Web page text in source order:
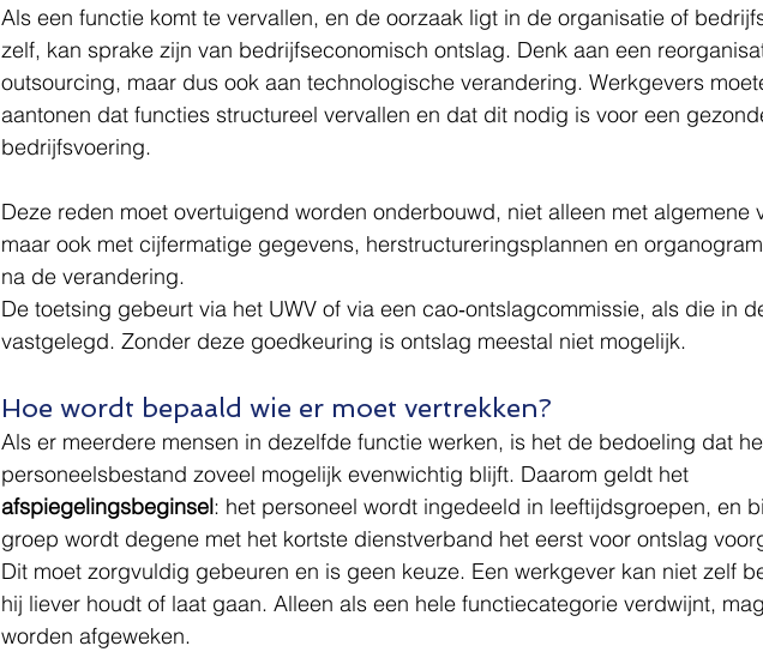
Als een functie komt te vervallen, en de oorzaak ligt in de organisatie of
zelf, kan sprake zijn van bedrijfseconomisch ontslag. Denk aan een
outsourcing, maar dus ook aan technologische verandering. Werkgevers
aantonen dat functies structureel vervallen en dat dit nodig is voor een
bedrijfsvoering.
Deze reden moet overtuigend worden onderbouwd, niet alleen met algemene
maar ook met cijfermatige gegevens, herstructureringsplannen en
na de verandering.
De toetsing gebeurt via het UWV of via een cao‑ontslagcommissie, als die in
vastgelegd. Zonder deze goedkeuring is ontslag meestal niet mogelijk.
Hoe wordt bepaald wie er moet vertrekken?
Als er meerdere mensen in dezelfde functie werken, is het de bedoeling dat
personeelsbestand zoveel mogelijk evenwichtig blijft. Daarom geldt het
afspiegelingsbeginsel: het personeel wordt ingedeeld in leeftijdsgroepen, en
groep wordt degene met het kortste dienstverband het eerst voor ontslag
Dit moet zorgvuldig gebeuren en is geen keuze. Een werkgever kan niet zelf
hij liever houdt of laat gaan. Alleen als een hele functiecategorie verdwijnt,
worden afgeweken.